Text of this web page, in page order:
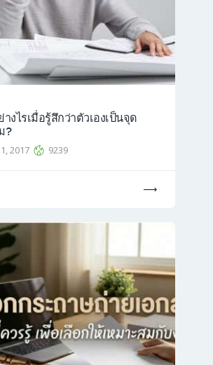
างไรเมื่อรู้สึกว่าตัวเองเป็นจุด
?
2017 9239